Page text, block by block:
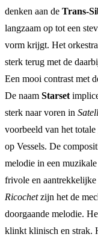
denken aan de Trans-
langzaam op tot een
vorm krijgt. Het
sterk terug met de
Een mooi contrast met
De naam Starset
sterk naar voren in
voorbeeld van het
op Vessels. De
melodie in een
frivole en
Ricochetzijn het de
doorgaande melodie.
klinkt klinisch en strak.